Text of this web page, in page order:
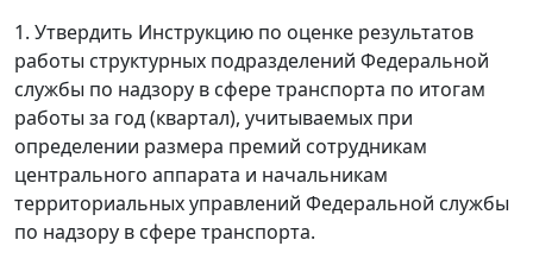
1. Утвердить Инструкцию по оценке результатов
работы структурных подразделений Федеральной
службы по надзору в сфере транспорта по итогам
работы за год (квартал), учитываемых при
определении размера премий сотрудникам
центрального аппарата и начальникам
территориальных управлений Федеральной службы
по надзору в сфере транспорта.